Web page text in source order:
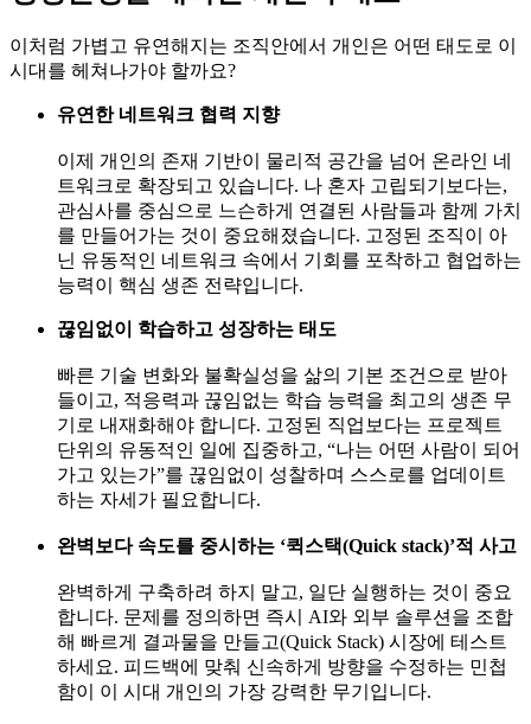
이처럼 가볍고 유연해지는 조직안에서 개인은 어떤 태도로 이
시대를 헤쳐나가야 할까요?
유연한 네트워크 협력 지향
이제 개인의 존재 기반이 물리적 공간을 넘어 온라인 네
트워크로 확장되고 있습니다. 나 혼자 고립되기보다는,
관심사를 중심으로 느슨하게 연결된 사람들과 함께 가치
를 만들어가는 것이 중요해졌습니다. 고정된 조직이 아
닌 유동적인 네트워크 속에서 기회를 포착하고 협업하는
능력이 핵심 생존 전략입니다.
끊임없이 학습하고 성장하는 태도
빠른 기술 변화와 불확실성을 삶의 기본 조건으로 받아
들이고, 적응력과 끊임없는 학습 능력을 최고의 생존 무
기로 내재화해야 합니다. 고정된 직업보다는 프로젝트
단위의 유동적인 일에 집중하고, “나는 어떤 사람이 되어
가고 있는가”를 끊임없이 성찰하며 스스로를 업데이트
하는 자세가 필요합니다.
완벽보다 속도를 중시하는 ‘퀵스택(Quick stack)’적 사고
완벽하게 구축하려 하지 말고, 일단 실행하는 것이 중요
합니다. 문제를 정의하면 즉시 AI와 외부 솔루션을 조합
해 빠르게 결과물을 만들고(Quick Stack) 시장에 테스트
하세요. 피드백에 맞춰 신속하게 방향을 수정하는 민첩
함이 이 시대 개인의 가장 강력한 무기입니다.